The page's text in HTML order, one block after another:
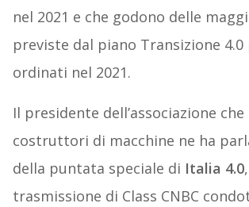
nel 2021 e che godono delle
previste dal piano Transizione 4.0
ordinati nel 2021.
Il presidente dell’associazione
costruttori di macchine ne ha
della puntata speciale di Italia 4.0
trasmissione di Class CNBC